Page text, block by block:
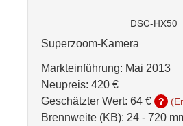
DSC-HX50
Superzoom-Kamera
Markteinführung: Mai 2013
Neupreis: 420 €
Geschätzter Wert: 64 € ?
Brennweite (KB): 24 - 720